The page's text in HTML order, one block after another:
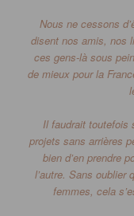
Nous ne cessons
disent nos amis, nos
ces gens-là sous
de mieux pour la
Il faudrait toutefois
projets sans arrières
bien d’en prendre
l’autre. Sans oublier
femmes, cela